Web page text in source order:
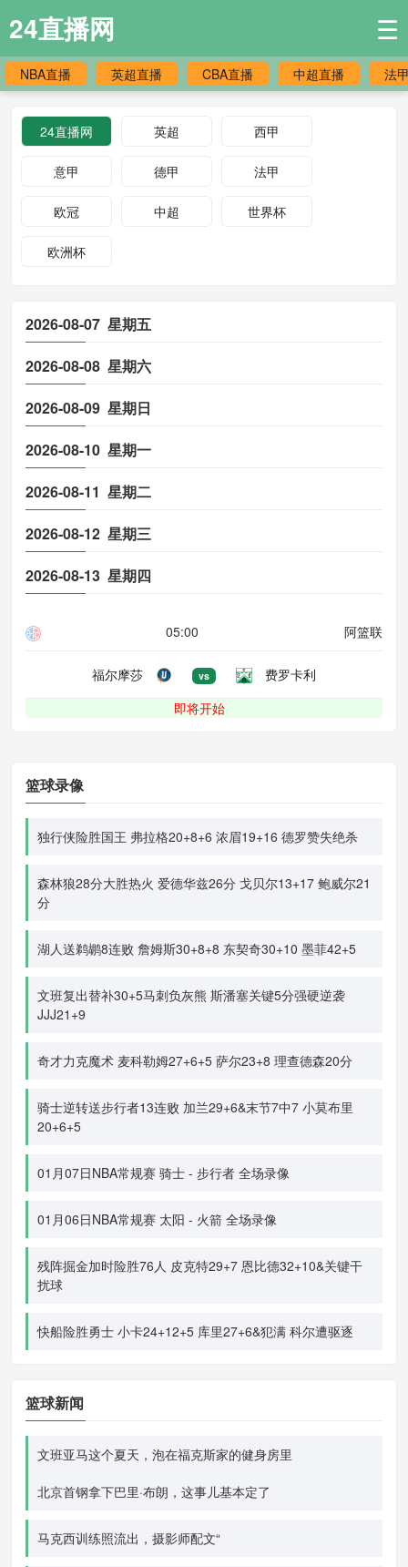
24直播网 ☰
NBA直播 英超直播 CBA直播 中超直播 法
24直播网 英超 西甲
意甲 德甲 法甲
欧冠 中超 世界杯
欧洲杯
2026-08-07 星期五
2026-08-08 星期六
2026-08-09 星期日
2026-08-10 星期一
2026-08-11 星期二
2026-08-12 星期三
2026-08-13 星期四
05:00 阿篮联
福尔摩莎 vs
费罗卡利
即将开始
篮球录像
独行侠险胜国王 弗拉格20+8+6 浓眉19+16 德罗赞失绝杀
森林狼28分大胜热火 爱德华兹26分 戈贝尔13+17 鲍威尔21
分
湖人送鹈鹕8连败 詹姆斯30+8+8 东契奇30+10 墨菲42+5
文班复出替补30+5马刺负灰熊 斯潘塞关键5分强硬逆袭
JJJ21+9
奇才力克魔术 麦科勒姆27+6+5 萨尔23+8 理查德森20分
骑士逆转送步行者13连败 加兰29+6&末节7中7 小莫布里
20+6+5
01月07日NBA常规赛 骑士 - 步行者 全场录像
01月06日NBA常规赛 太阳 - 火箭 全场录像
残阵掘金加时险胜76人 皮克特29+7 恩比德32+10&关键干
扰球
快船险胜勇士 小卡24+12+5 库里27+6&犯满 科尔遭驱逐
篮球新闻
文班亚马这个夏天，泡在福克斯家的健身房里
北京首钢拿下巴里·布朗，这事儿基本定了
马克西训练照流出，摄影师配文“